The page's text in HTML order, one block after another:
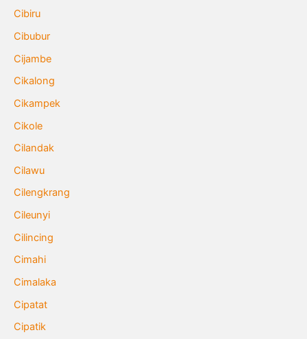
Cibiru
Cibubur
Cijambe
Cikalong
Cikampek
Cikole
Cilandak
Cilawu
Cilengkrang
Cileunyi
Cilincing
Cimahi
Cimalaka
Cipatat
Cipatik